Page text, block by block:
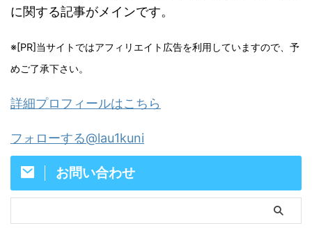
に関する記事がメインです。
※[PR]当サイトではアフィリエイト広告を利用していますので、予
めご了承下さい。
詳細プロフィールはこちら
フォローする@lau1kuni
お問い合わせ